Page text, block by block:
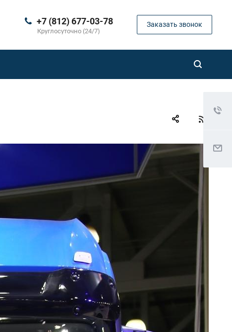
+7 (812) 677-03-78
Круглосуточно (24/7)
Заказать звонок